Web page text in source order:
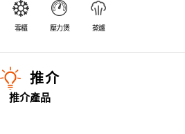
雪櫃 壓力煲 蒸爐
推介
推介產品